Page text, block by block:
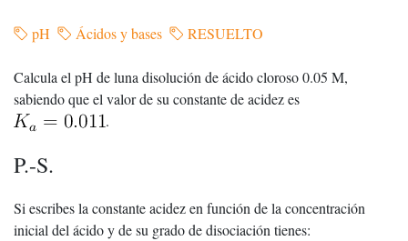
pH Ácidos y bases RESUELTO
Calcula el pH de luna disolución de ácido cloroso 0.05 M,
sabiendo que el valor de su constante de acidez es
.
P.-S.
Si escribes la constante acidez en función de la concentración
inicial del ácido y de su grado de disociación tienes: